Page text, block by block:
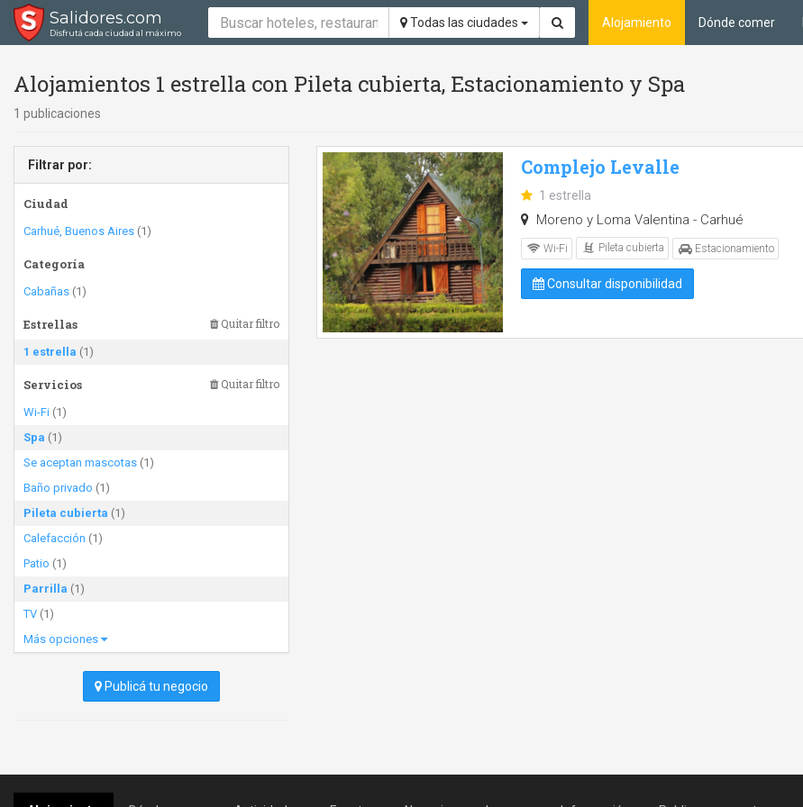
Salidores.com
Disfrutá cada ciudad al máximo
Todas las ciudades Alojamiento Dónde comer
Alojamientos 1 estrella con Pileta cubierta, Estacionamiento y Spa
1 publicaciones
Filtrar por:
Ciudad
Carhué, Buenos Aires (1)
Categoría
Cabañas (1)
Estrellas Quitar filtro
1 estrella (1)
Servicios Quitar filtro
Wi-Fi (1)
Spa (1)
Se aceptan mascotas (1)
Baño privado (1)
Pileta cubierta (1)
Calefacción (1)
Patio (1)
Parrilla (1)
TV (1)
Más opciones
Publicá tu negocio
Complejo Levalle
1 estrella
Moreno y Loma Valentina - Carhué
Wi-Fi Pileta cubierta Estacionamiento
Consultar disponibilidad